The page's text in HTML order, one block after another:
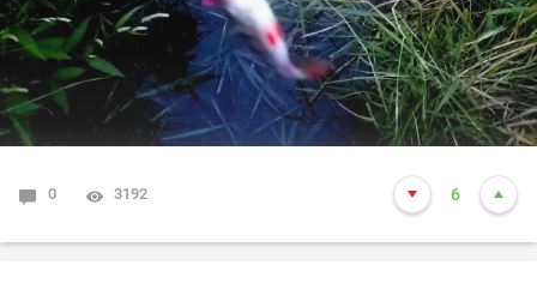
0 3192 6